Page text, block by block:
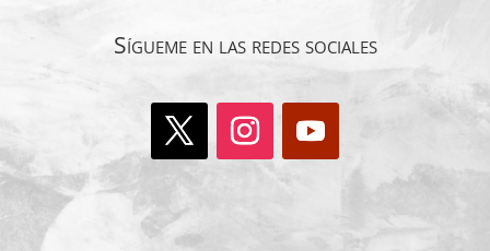
Sígueme en las redes sociales